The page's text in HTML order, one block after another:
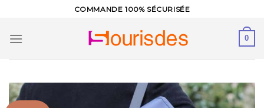
content
COMMANDE 100% SÉCURISÉE
0